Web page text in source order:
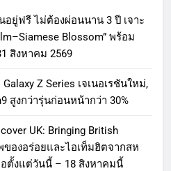
อยู่ฟรี ไม่ต้องผ่อนนาน 3 ปี เจาะ
Blossom” พร้อม
สิงหาคม 2569
Z Series เจเนอเรชันใหม่,
สูงกว่ารุ่นก่อนหน้ากว่า 30%
UK: Bringing British
ของอร่อยและไอเท็มฮิตจากสห
ตั้งแต่วันนี้ – 18 สิงหาคมนี้